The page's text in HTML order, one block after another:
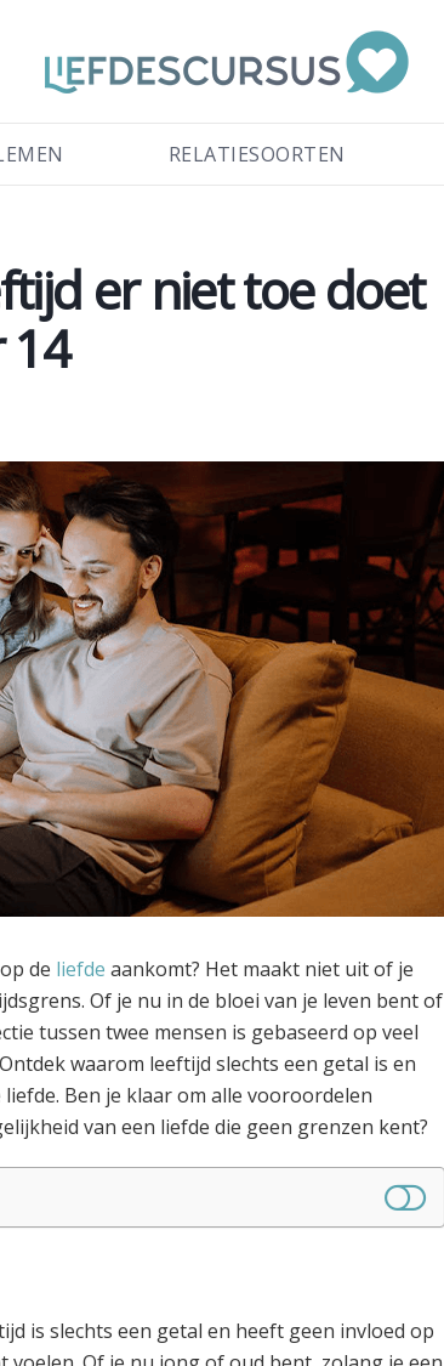
RELATIESOORTEN
er niet toe doet
14
de liefde aankomt? Het maakt niet uit of je
Of je nu in de bloei van je leven bent of
tussen twee mensen is gebaseerd op veel
waarom leeftijd slechts een getal is en
Ben je klaar om alle vooroordelen
van een liefde die geen grenzen kent?
is slechts een getal en heeft geen invloed op